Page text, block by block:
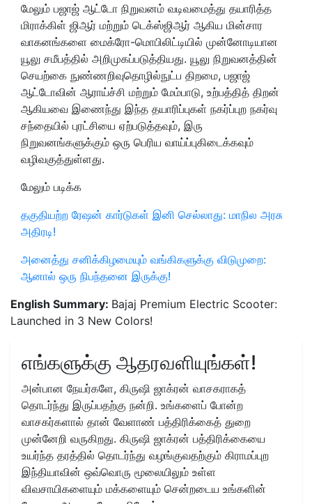
மேலும் பஜாஜ் ஆட்டோ நிறுவனம் வடிவமைத்து தயாரித்த
மிராக்கிள் ஜிஆர் மற்றும் டெக்ஸ்ஜிஆர் ஆகிய மின்சார
வாகனங்களை மைக்ரோ-மொபிலிட்டியில் முன்னோடியான
யூலு சமீபத்தில் அறிமுகப்படுத்தியது. யூலு நிறுவனத்தின்
செயற்கை நுண்ணறிவுதொழில்நுட்ப திறமை, பஜாஜ்
ஆட்டோவின் ஆராய்ச்சி மற்றும் மேம்பாடு, உற்பத்தித் திறன்
ஆகியவை இணைந்து இந்த தயாரிப்புகள் நகர்ப்புற நகர்வு
சந்தையில் புரட்சியை ஏற்படுத்தவும், இரு
நிறுவனங்களுக்கும் ஒரு பெரிய வாய்ப்புகிடைக்கவும்
வழிவகுத்துள்ளது.
மேலும் படிக்க
தகுதியற்ற ரேஷன் கார்டுகள் இனி செல்லாது: மாநில அரசு
அதிரடி!
அனைத்து சனிக்கிழமையும் வங்கிகளுக்கு விடுமுறை:
ஆனால் ஒரு நிபந்தனை இருக்கு!
English Summary: Bajaj Premium Electric Scooter:
Launched in 3 New Colors!
எங்களுக்கு ஆதரவளியுங்கள்!
அன்பான நேயர்களே, கிருஷி ஜாக்ரன் வாசகராகத்
தொடர்ந்து இருப்பதற்கு நன்றி. உங்களைப் போன்ற
வாசகர்களால் தான் வேளாண் பத்திரிக்கைத் துறை
முன்னேறி வருகிறது. கிருஷி ஜாக்ரன் பத்திரிக்கையை
உயர்ந்த தரத்தில் தொடர்ந்து வழங்குவதற்கும் கிராமப்புற
இந்தியாவின் ஒவ்வொரு மூலையிலும் உள்ள
விவசாயிகளையும் மக்களையும் சென்றடைய உங்களின்